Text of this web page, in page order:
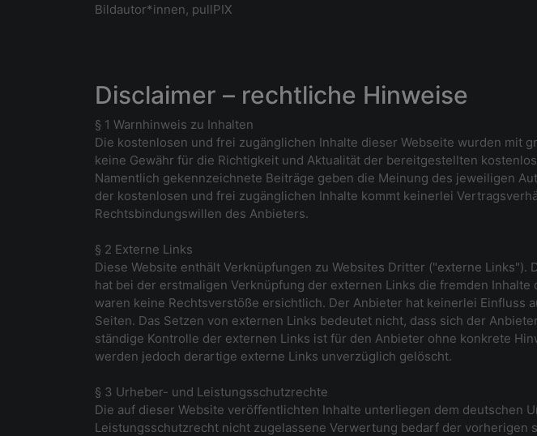
Bildautor*innen, pullPIX
Disclaimer – rechtliche Hinweise
§ 1 Warnhinweis zu Inhalten
Die kostenlosen und frei zugänglichen Inhalte dieser Webseite wurden mit
keine Gewähr für die Richtigkeit und Aktualität der bereitgestellten
Namentlich gekennzeichnete Beiträge geben die Meinung des jeweiligen
der kostenlosen und frei zugänglichen Inhalte kommt keinerlei
Rechtsbindungswillen des Anbieters.
§ 2 Externe Links
Diese Website enthält Verknüpfungen zu Websites Dritter ("externe
hat bei der erstmaligen Verknüpfung der externen Links die fremden
waren keine Rechtsverstöße ersichtlich. Der Anbieter hat keinerlei
Seiten. Das Setzen von externen Links bedeutet nicht, dass sich der
ständige Kontrolle der externen Links ist für den Anbieter ohne konkrete
werden jedoch derartige externe Links unverzüglich gelöscht.
§ 3 Urheber- und Leistungsschutzrechte
Die auf dieser Website veröffentlichten Inhalte unterliegen dem deutschen
Leistungsschutzrecht nicht zugelassene Verwertung bedarf der